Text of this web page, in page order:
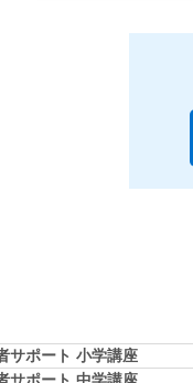
サポート 小学講座